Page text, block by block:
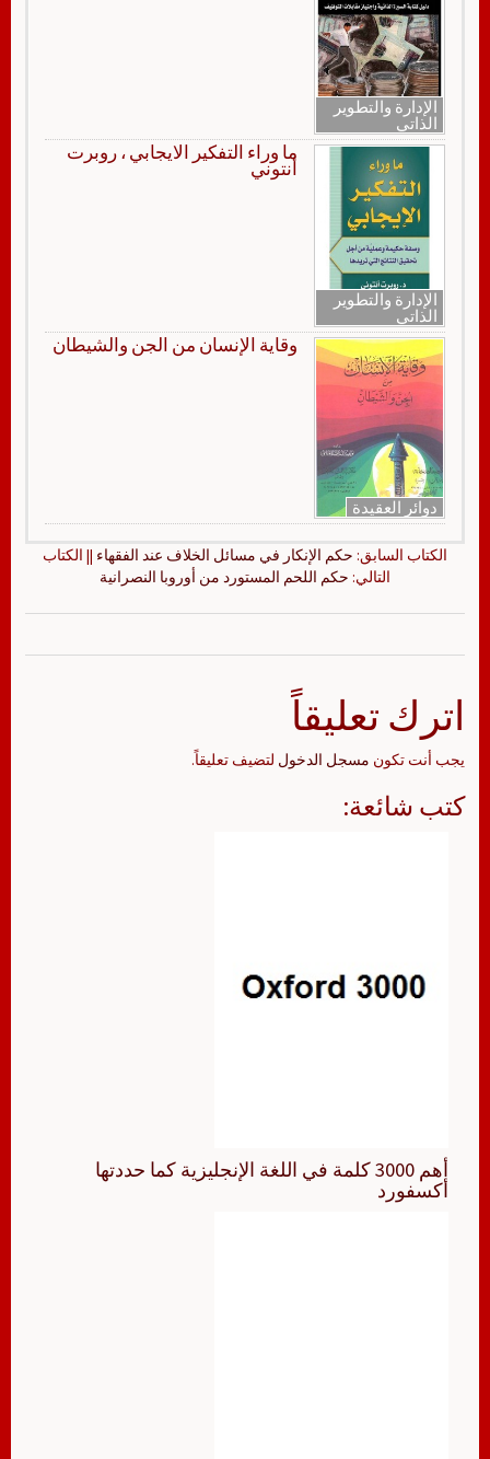
الإدارة والتطوير
الذاتي
الإدارة والتطوير
الذاتي
ما وراء التفكير الايجابي ، روبرت
أنتوني
دوائر العقيدة
وقاية الإنسان من الجن والشيطان
الكتاب السابق: حكم الإنكار في مسائل الخلاف عند الفقهاء || الكتاب
التالي: حكم اللحم المستورد من أوروبا النصرانية
اترك تعليقاً
يجب أنت تكون مسجل الدخول لتضيف تعليقاً.
كتب شائعة:
أهم 3000 كلمة في اللغة الإنجليزية كما حددتها
أكسفورد